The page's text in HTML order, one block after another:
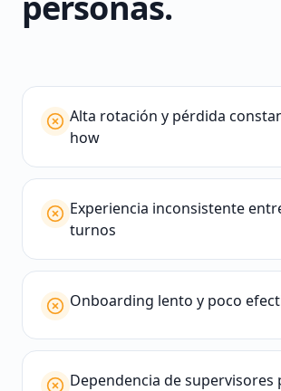
Alta rotación y pérdida
how
Experiencia inconsistente
turnos
Onboarding lento y poco
Dependencia de supervisores